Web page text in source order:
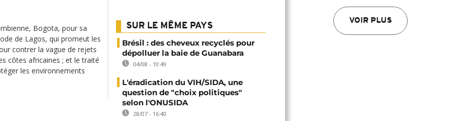
VOIR PLUS
Bogota, pour sa
de Lagos, qui promeut les
contrer la vague de rejets
côtes africaines ; et le traité
les environnements
SUR LE MÊME PAYS
Brésil : des cheveux recyclés pour
dépolluer la baie de Guanabara
04/08 - 10:49
L'éradication du VIH/SIDA, une
question de "choix politiques"
selon l'ONUSIDA
28/07 - 16:40